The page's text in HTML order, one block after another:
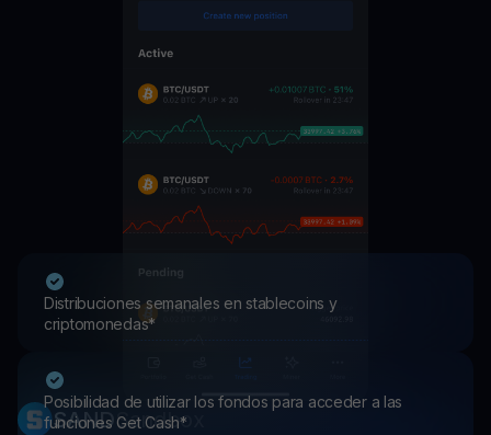
Distribuciones semanales en stablecoins y
criptomonedas*
Posibilidad de utilizar los fondos para acceder a las
funciones Get Cash*
SANDSandbox